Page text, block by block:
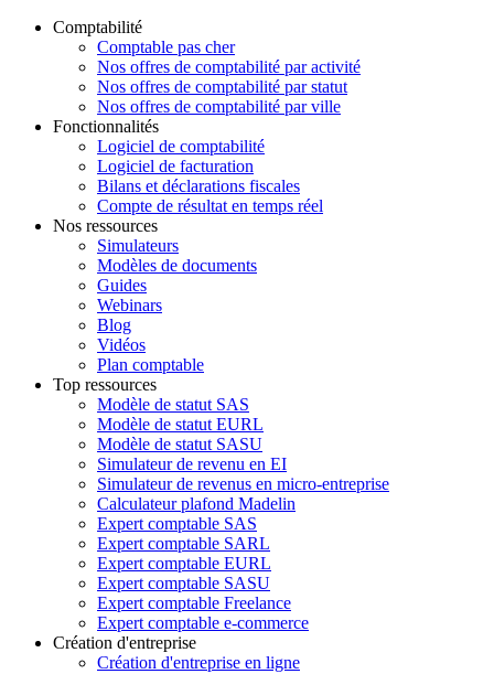
Comptabilité
Comptable pas cher
Nos offres de comptabilité par activité
Nos offres de comptabilité par statut
Nos offres de comptabilité par ville
Fonctionnalités
Logiciel de comptabilité
Logiciel de facturation
Bilans et déclarations fiscales
Compte de résultat en temps réel
Nos ressources
Simulateurs
Modèles de documents
Guides
Webinars
Blog
Vidéos
Plan comptable
Top ressources
Modèle de statut SAS
Modèle de statut EURL
Modèle de statut SASU
Simulateur de revenu en EI
Simulateur de revenus en micro-entreprise
Calculateur plafond Madelin
Expert comptable SAS
Expert comptable SARL
Expert comptable EURL
Expert comptable SASU
Expert comptable Freelance
Expert comptable e-commerce
Création d'entreprise
Création d'entreprise en ligne